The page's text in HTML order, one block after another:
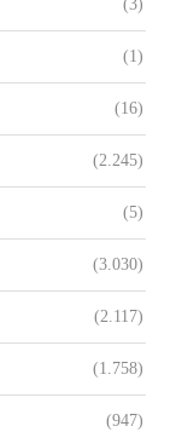
(3)
(1)
(16)
(2.245)
(5)
(3.030)
(2.117)
(1.758)
(947)